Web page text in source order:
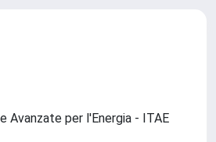
Avanzate per l'Energia - ITAE